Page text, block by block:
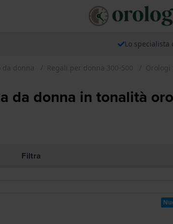
Lo specialista
donna Regali per donna 300-500 Orologi
da donna in tonalità
Filtra